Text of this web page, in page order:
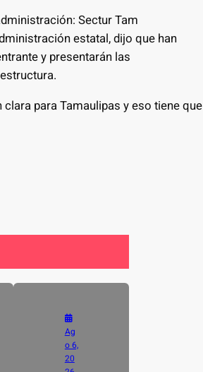
Sectur Tam
estatal, dijo que han
y presentarán las
para Tamaulipas y eso tiene que
Ag
o 6,
20